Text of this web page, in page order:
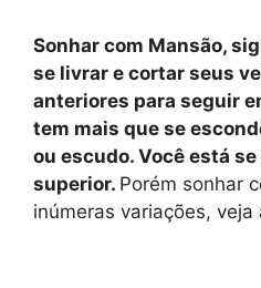
Sonhar com Mansão,
se livrar e cortar seus
anteriores para seguir
tem mais que se
ou escudo. Você está
superior. Porém sonhar
inúmeras variações, veja